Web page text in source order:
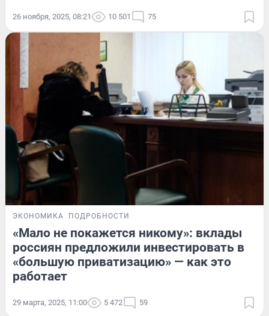
26 ноября, 2025, 08:21 10 501 75
ЭКОНОМИКА ПОДРОБНОСТИ
«Мало не покажется никому»: вклады
россиян предложили инвестировать в
«большую приватизацию» — как это
работает
29 марта, 2025, 11:00 5 472 59